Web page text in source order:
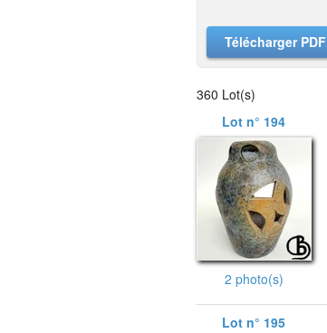
Télécharger PDF
360 Lot(s)
Lot n° 194
2 photo(s)
Lot n° 195